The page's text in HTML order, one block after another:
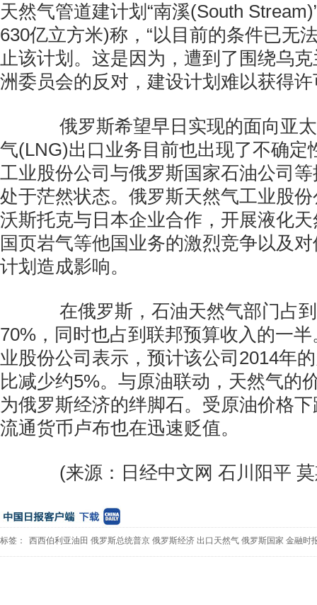
天然气管道建计划“南溪(South
630亿立方米)称，“以目前的条件已无
止该计划。这是因为，遭到了围绕乌
洲委员会的反对，建设计划难以获得
俄罗斯希望早日实现的面向亚太
气(LNG)出口业务目前也出现了不确定
工业股份公司与俄罗斯国家石油公司
处于茫然状态。俄罗斯天然气工业股
沃斯托克与日本企业合作，开展液化
国页岩气等他国业务的激烈竞争以及
计划造成影响。
在俄罗斯，石油天然气部门占到
70%，同时也占到联邦预算收入的一
业股份公司表示，预计该公司2014年
比减少约5%。与原油联动，天然气的
为俄罗斯经济的绊脚石。受原油价格
流通货币卢布也在迅速贬值。
(来源：日经中文网 石川阳平 莫
标签： 西西伯利亚油田 俄罗斯总统普京 俄罗斯经济 出口天然气 俄罗斯国家 金融时